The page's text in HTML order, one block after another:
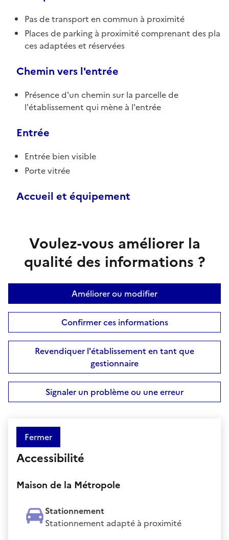
Pas de transport en commun à proximité
Places de parking à proximité comprenant des pla
ces adaptées et réservées
Chemin vers l'entrée
Présence d'un chemin sur la parcelle de
l'établissement qui mène à l'entrée
Entrée
Entrée bien visible
Porte vitrée
Accueil et équipement
Voulez-vous améliorer la
qualité des informations ?
Améliorer ou modifier
Confirmer ces informations
Revendiquer l'établissement en tant que
gestionnaire
Signaler un problème ou une erreur
Fermer
Accessibilité
Maison de la Métropole
Stationnement
Stationnement adapté à proximité